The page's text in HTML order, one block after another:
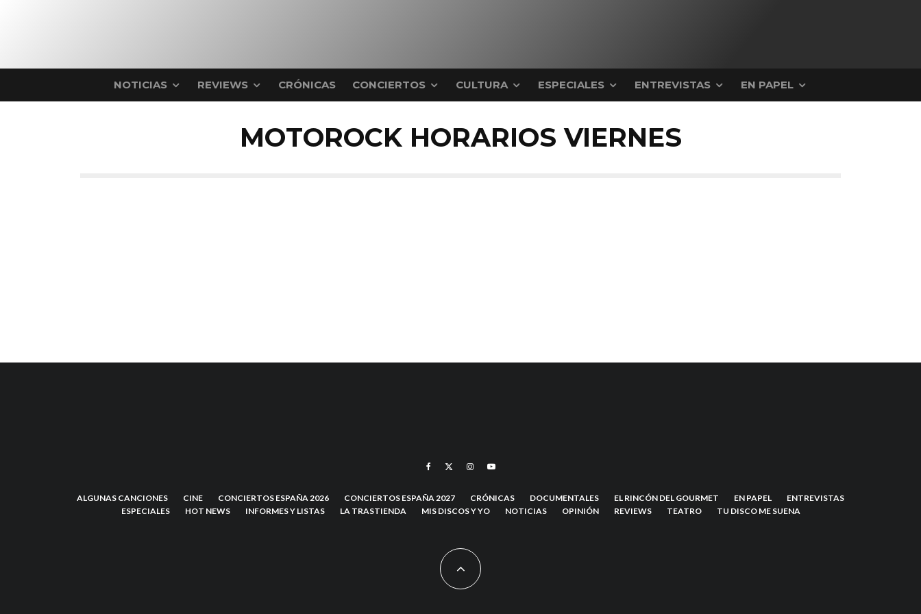
NOTICIAS REVIEWS CRÓNICAS CONCIERTOS CULTURA ESPECIALES ENTREVISTAS EN PAPEL
MOTOROCK HORARIOS VIERNES
ALGUNAS CANCIONES CINE CONCIERTOS ESPAÑA 2026 CONCIERTOS ESPAÑA 2027 CRÓNICAS DOCUMENTALES EL RINCÓN DEL GOURMET EN PAPEL
ENTREVISTAS
ESPECIALES
HOT NEWS INFORMES Y LISTAS LA TRASTIENDA MIS DISCOS Y YO NOTICIAS OPINIÓN REVIEWS TEATRO TU DISCO ME SUENA